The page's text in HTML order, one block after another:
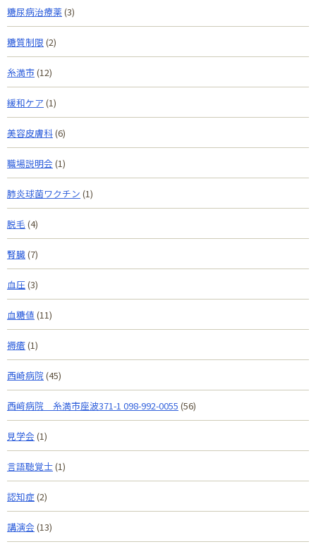
糖尿病治療薬 (3)
糖質制限 (2)
糸満市(12)
緩和ケア (1)
美容皮膚科(6)
職場説明会 (1)
肺炎球菌ワクチン (1)
脱毛 (4)
腎臓(7)
血圧 (3)
血糖値 (11)
褥瘡(1)
西崎病院 (45)
西﨑病院 糸満市座波371-1 098-992-0055 (56)
見学会 (1)
言語聴覚士(1)
認知症(2)
講演会 (13)